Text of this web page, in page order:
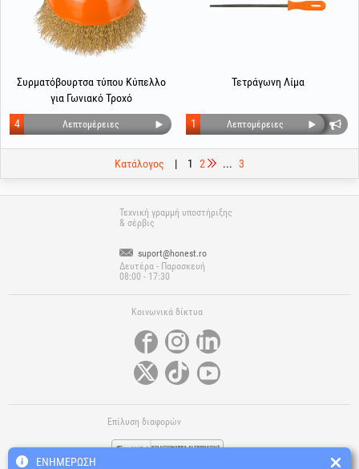
Συρματόβουρτσα τύπου Κύπελλο
για Γωνιακό Τροχό
Λεπτομέρειες
4
Τετράγωνη Λίμα
Λεπτομέρειες
1
Κατάλογος | 1 2 ... 3
Τεχνική γραμμή υποστήριξης
& σέρβις
suport@honest.ro
Δευτέρα - Παρασκευή
08:00 - 17:30
Κοινωνικά δίκτυα
Επίλυση διαφορών
ΕΝΗΜΈΡΩΣΗ